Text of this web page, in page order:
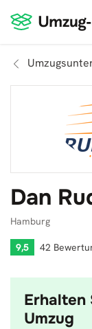
Dan
Hamburg
9,5 42
Erhalten
Umzug